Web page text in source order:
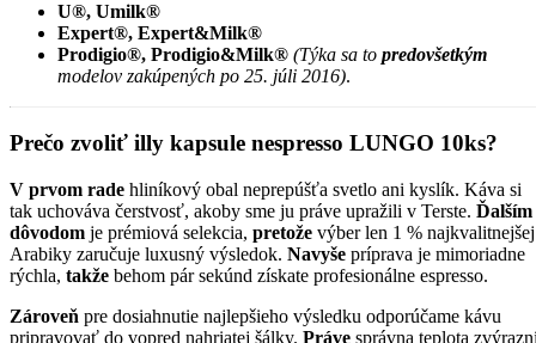
U®, Umilk®
Expert®, Expert&Milk®
Prodigio®, Prodigio&Milk® (Týka sa to predovšetkým
modelov zakúpených po 25. júli 2016).
Prečo zvoliť illy kapsule nespresso LUNGO 10ks?
V prvom rade hliníkový obal neprepúšťa svetlo ani kyslík. Káva si
tak uchováva čerstvosť, akoby sme ju práve upražili v Terste. Ďalším
dôvodom je prémiová selekcia, pretože výber len 1 % najkvalitnejšej
Arabiky zaručuje luxusný výsledok. Navyše príprava je mimoriadne
rýchla, takže behom pár sekúnd získate profesionálne espresso.
Zároveň pre dosiahnutie najlepšieho výsledku odporúčame kávu
pripravovať do vopred nahriatej šálky. Práve správna teplota